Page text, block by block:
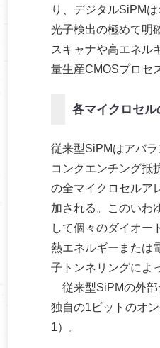
り、デジタルSiPM
光子検出の極めて明
スキャナや高エネル
量生産CMOSプロセ
各マイクロセ
従来型SiPMはアバ
コンクエンチング抵
の全マイクロセルア
加される。このいわ
して個々のダイオー
熱エネルギーまたは
子トンネリングによ
従来型SiPMの外部
独自の1ビットのオ
1）。